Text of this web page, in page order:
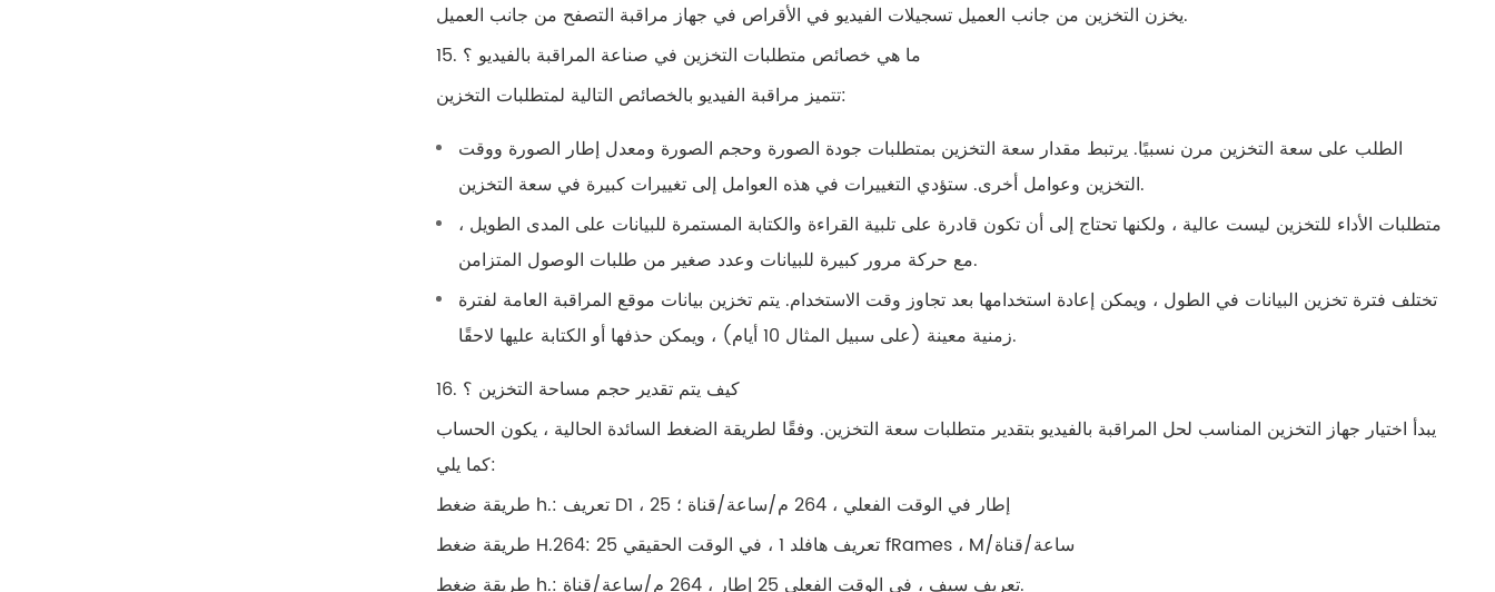
يخزن التخزين من جانب العميل تسجيلات الفيديو في الأقراص في جهاز مراقبة التصفح من جانب العميل.
15. ما هي خصائص متطلبات التخزين في صناعة المراقبة بالفيديو ؟
تتميز مراقبة الفيديو بالخصائص التالية لمتطلبات التخزين:
الطلب على سعة التخزين مرن نسبيًا. يرتبط مقدار سعة التخزين بمتطلبات جودة الصورة وحجم الصورة ومعدل إطار الصورة ووقت
التخزين وعوامل أخرى. ستؤدي التغييرات في هذه العوامل إلى تغييرات كبيرة في سعة التخزين.
متطلبات الأداء للتخزين ليست عالية ، ولكنها تحتاج إلى أن تكون قادرة على تلبية القراءة والكتابة المستمرة للبيانات على المدى الطويل ،
مع حركة مرور كبيرة للبيانات وعدد صغير من طلبات الوصول المتزامن.
تختلف فترة تخزين البيانات في الطول ، ويمكن إعادة استخدامها بعد تجاوز وقت الاستخدام. يتم تخزين بيانات موقع المراقبة العامة لفترة
زمنية معينة (على سبيل المثال 10 أيام) ، ويمكن حذفها أو الكتابة عليها لاحقًا.
16. كيف يتم تقدير حجم مساحة التخزين ؟
يبدأ اختيار جهاز التخزين المناسب لحل المراقبة بالفيديو بتقدير متطلبات سعة التخزين. وفقًا لطريقة الضغط السائدة الحالية ، يكون الحساب
كما يلي:
طريقة ضغط h.: تعريف D1 ، 25 إطار في الوقت الفعلي ، 264 م/ساعة/قناة ؛
طريقة ضغط H.264: تعريف هافلد 1 ، في الوقت الحقيقي 25 fRames ، M/ساعة/قناة
طريقة ضغط h.: تعريف سيف ، في الوقت الفعلي 25 إطار ، 264 م/ساعة/قناة.